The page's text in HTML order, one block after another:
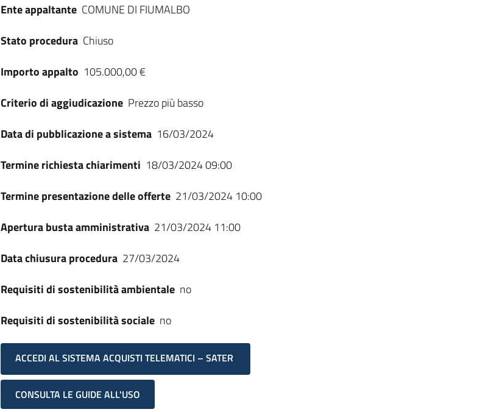
Ente appaltante COMUNE DI FIUMALBO
Stato procedura Chiuso
Importo appalto 105.000,00 €
Criterio di aggiudicazione Prezzo più basso
Data di pubblicazione a sistema 16/03/2024
Termine richiesta chiarimenti 18/03/2024 09:00
Termine presentazione delle offerte 21/03/2024 10:00
Apertura busta amministrativa 21/03/2024 11:00
Data chiusura procedura 27/03/2024
Requisiti di sostenibilità ambientale no
Requisiti di sostenibilità sociale no
ACCEDI AL SISTEMA ACQUISTI TELEMATICI – SATER
CONSULTA LE GUIDE ALL'USO